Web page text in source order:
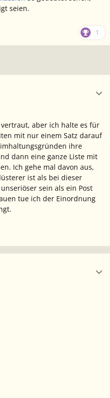
seien.
1
aber ich halte es für
mit nur einem Satz darauf
ihre
dann eine ganze Liste mit
Ich gehe mal davon aus,
ist als bei dieser
sein als ein Post
tue ich der Einordnung